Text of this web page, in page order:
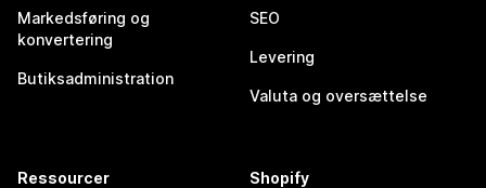
Markedsføring og
konvertering
Butiksadministration
SEO
Levering
Valuta og oversættelse
Ressourcer Shopify